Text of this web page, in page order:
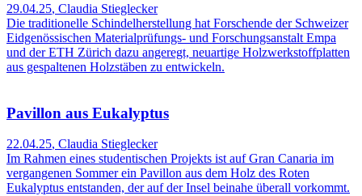
29.04.25, Claudia Stieglecker
Die traditionelle Schindelherstellung hat Forschende der Schweizer
Eidgenössischen Materialprüfungs- und Forschungsanstalt Empa
und der ETH Zürich dazu angeregt, neuartige Holzwerkstoffplatten
aus gespaltenen Holzstäben zu entwickeln.
Pavillon aus Eukalyptus
22.04.25, Claudia Stieglecker
Im Rahmen eines studentischen Projekts ist auf Gran Canaria im
vergangenen Sommer ein Pavillon aus dem Holz des Roten
Eukalyptus entstanden, der auf der Insel beinahe überall vorkommt.